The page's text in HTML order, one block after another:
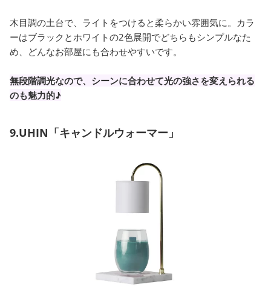
木目調の土台で、ライトをつけると柔らかい雰囲気に。カラ
ーはブラックとホワイトの2色展開でどちらもシンプルなた
め、どんなお部屋にも合わせやすいです。
無段階調光なので、シーンに合わせて光の強さを変えられる
のも魅力的♪
9.UHIN「キャンドルウォーマー」